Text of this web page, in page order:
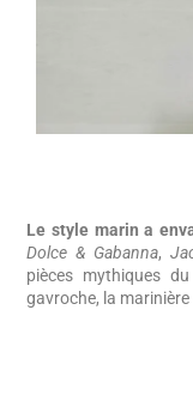
Le style marin a
Dolce & Gabanna,
pièces mythiques
gavroche, la